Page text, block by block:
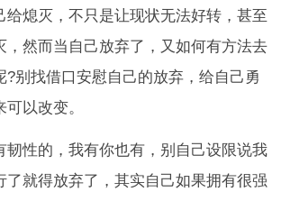
给熄灭，不只是让现状无法好转，甚至
，然而当自己放弃了，又如何有方法去
?别找借口安慰自己的放弃，给自己勇
以改变。
性的，我有你也有，别自己设限说我
了就得放弃了，其实自己如果拥有很强